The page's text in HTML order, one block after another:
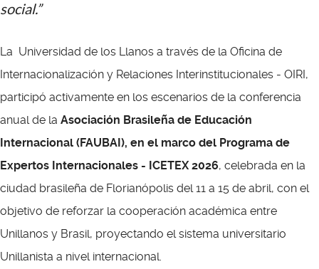
social.”
La Universidad de los Llanos a través de la Oficina de
Internacionalización y Relaciones Interinstitucionales - OIRI,
participó activamente en los escenarios de la conferencia
anual de la Asociación Brasileña de Educación
Internacional (FAUBAI), en el marco del Programa de
Expertos Internacionales - ICETEX 2026, celebrada en la
ciudad brasileña de Florianópolis del 11 a 15 de abril, con el
objetivo de reforzar la cooperación académica entre
Unillanos y Brasil, proyectando el sistema universitario
Unillanista a nivel internacional.